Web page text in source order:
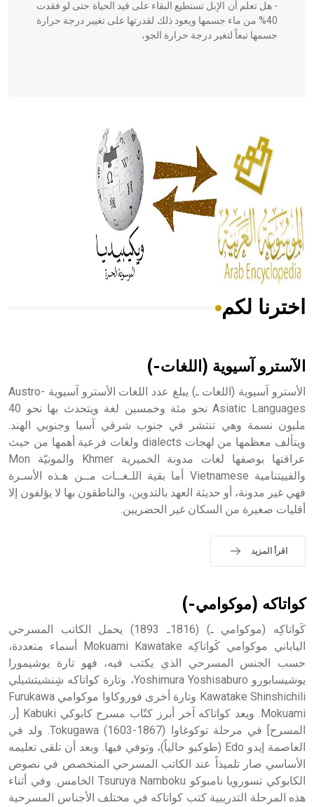
- هل تعلم أن الإبل تستطيع البقاء على قيد الحياة حتى لو فقدت
40% من ماء جسمها ويعود ذلك لقدرتها على تغيير درجة حرارة
جسمها تبعاً لتغير درجة حرارة الجو،
الحكم، الأدلة، تنظيم التغذية، ورسالته في جروح الرأس. ويعود
له الفضل بأنه حرر الطب من الدين والفلسفة.
- هل تعلم أن المرجان إفراز حيواني يتكون في البحر ويتركب
من مادة كربونات الكلسيوم، وهو أحمر أو شديد الحمرة وهو
أجود أنواعه، ويمتاز بكبر الحجم ويسمى الش
هل تعلم أن الأبسيد كلمة فرنسية اللفظ تم اعتمادها مصطلحاً
- هل تعلم أن أبجر Abgar اسم معروف جيداً يعود إلى عدد من
الملوك الذين حكموا مدينة إديسا (الرها) من أبجر الأول وحتى
التاسع، وهم ينتسبون إلى أسرة أوسروين
sign تكتب منفصلة غير متصلة، وتعتمد المبدأ الأكوروفوني،
اخترنا لكم
الآسترو آسيوية (اللغات-)
الأسترو آسيوية (اللغات ـ) يبلغ عدد اللغات الأسترو آسيوية Austro-
Asiatic Languages نحو مئة وخمسين لغة ويتحدث بها نحو 40
مليون نسمة وهي تنتشر في جنوب شرقي آسيا وجنوبي الهند.
ويتألف معظمها من لهجات dialects ولغات فرعية أهمها من حيث
عراقتها بوصفها لغات مدونة الخميرية Khmer والمونيّة Mon
والفييتنامية Vietnamese أما بقية اللـغــات مــن هـذه الأسـرة
فهي غير مدونة، أو حديثة العهد بالتدوين، والناطقون بها لا يؤلفون إلا
أقليات صغيرة من السكان غير الحضريين.
اقرأ المزيد
كواتاكه (موكوامي-)
كَواتاكِه (موكوامي ـ) (1816ـ 1893) يحمل الكاتب المسرحي
الياباني موكوامي كَواتاكِه Mokuami Kawatake أسماء متعددة،
حسب الجنس المسرحي الذي يكتب فيه، فهو تارة يوشيمورا
يوشيسابورو Yoshimura Yoshisaburo، وتارة كواتاكه شِنشيتشيلي
Kawatake Shinshichili وتارة أخرى فوروكاوا موكوامي Furukawa
Mokuami. ويعد كواتاكه آخر أبرز كتّاب مسرح كابوكي Kabuki [ر.
المسرح] في مرحلة توكوغاوا Tokugawa (1603-1867). ولد في
العاصمة إيدو Edo (طوكيو حالياً)، وتوفي فيها. وبعد أن تلقى تعليمه
الأساسي صار تلميذاً عند الكاتب المسرحي المتخصص في نصوص
الكابوكي تسورويا نامبوكو Tsuruya Namboku الخامس. وفي أثناء
هذه المرحلة التدريبية كتب كواتاكه في مختلف الأجناس المسرحية